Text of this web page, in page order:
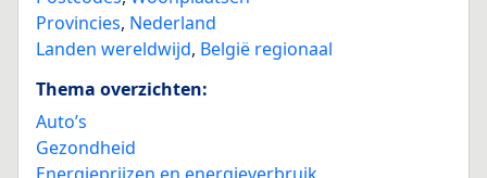
Provincies, Nederland
Landen wereldwijd, België regionaal
Thema overzichten:
Auto’s
Gezondheid